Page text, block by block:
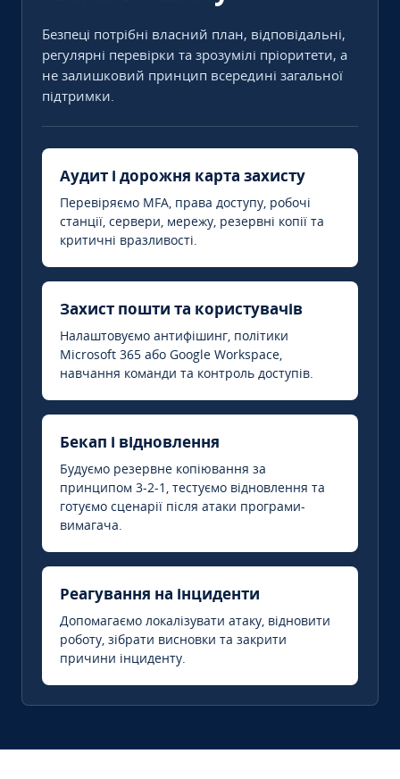
Безпеці потрібні власний план, відповідальні,
регулярні перевірки та зрозумілі пріоритети, а
не залишковий принцип всередині загальної
підтримки.
Аудит і дорожня карта захисту
Перевіряємо MFA, права доступу, робочі
станції, сервери, мережу, резервні копії та
критичні вразливості.
Захист пошти та користувачів
Налаштовуємо антифішинг, політики
Microsoft 365 або Google Workspace,
навчання команди та контроль доступів.
Бекап і відновлення
Будуємо резервне копіювання за
принципом 3-2-1, тестуємо відновлення та
готуємо сценарії після атаки програми-
вимагача.
Реагування на інциденти
Допомагаємо локалізувати атаку, відновити
роботу, зібрати висновки та закрити
причини інциденту.